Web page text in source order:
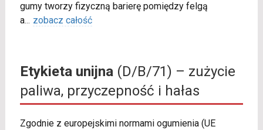
gumy tworzy fizyczną barierę pomiędzy felgą
a... zobacz całość
Etykieta unijna(D/B/71) – zużycie
paliwa, przyczepność i hałas
Zgodnie z europejskimi normami ogumienia (UE